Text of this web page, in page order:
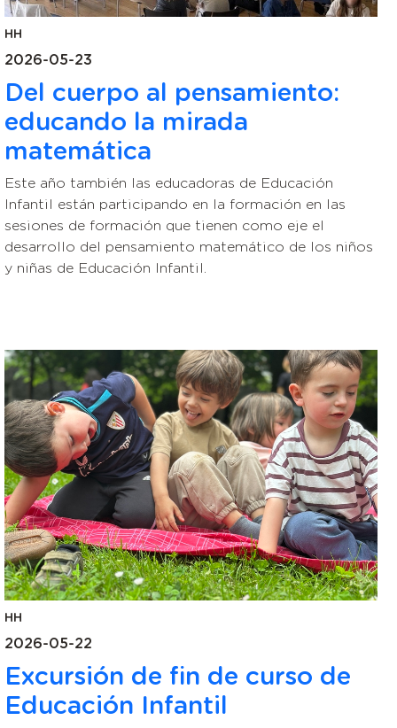
HH
2026-05-23
Del cuerpo al pensamiento:
educando la mirada
matemática
Este año también las educadoras de Educación
Infantil están participando en la formación en las
sesiones de formación que tienen como eje el
desarrollo del pensamiento matemático de los niños
y niñas de Educación Infantil.
HH
2026-05-22
Excursión de fin de curso de
Educación Infantil